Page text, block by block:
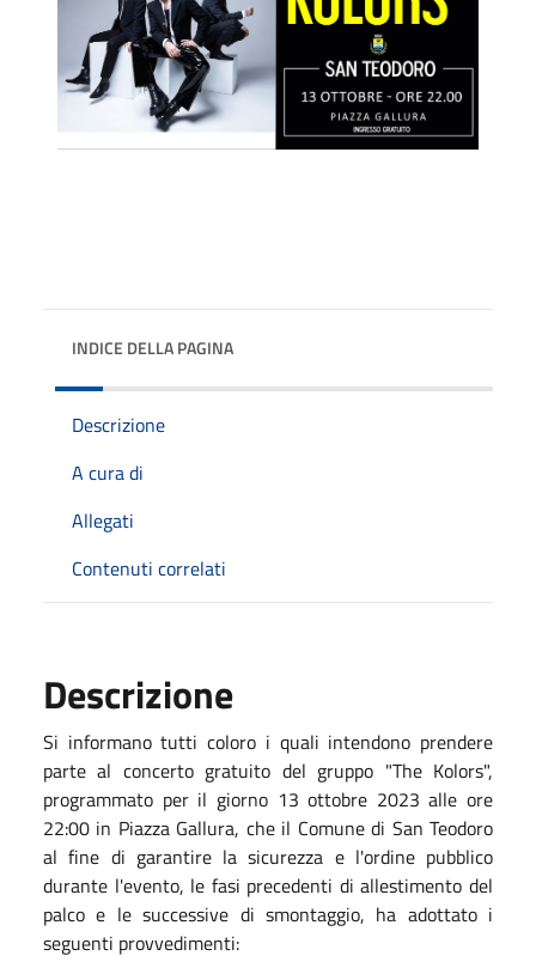
INDICE DELLA PAGINA
Descrizione
A cura di
Allegati
Contenuti correlati
Descrizione
Si informano tutti coloro i quali intendono prendere
parte al concerto gratuito del gruppo "The Kolors",
programmato per il giorno 13 ottobre 2023 alle ore
22:00 in Piazza Gallura, che il Comune di San Teodoro
al fine di garantire la sicurezza e l'ordine pubblico
durante l'evento, le fasi precedenti di allestimento del
palco e le successive di smontaggio, ha adottato i
seguenti provvedimenti: